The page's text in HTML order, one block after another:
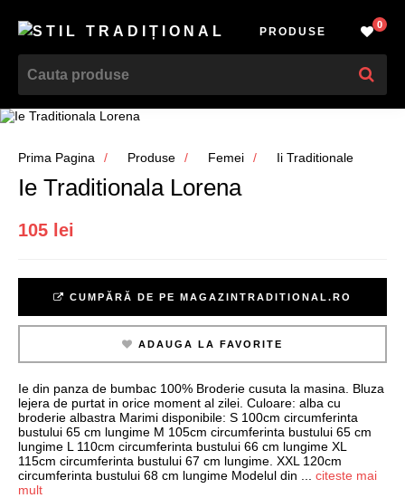
PRODUSE
0
Prima Pagina Produse Femei Ii Traditionale
Ie Traditionala Lorena
105 lei
CUMPĂRĂ DE PE MAGAZINTRADITIONAL.RO
ADAUGA LA FAVORITE
Ie din panza de bumbac 100% Broderie cusuta la masina. Bluza
lejera de purtat in orice moment al zilei. Culoare: alba cu
broderie albastra Marimi disponibile: S 100cm circumferinta
bustului 65 cm lungime M 105cm circumferinta bustului 65 cm
lungime L 110cm circumferinta bustului 66 cm lungime XL
115cm circumferinta bustului 67 cm lungime. XXL 120cm
circumferinta bustului 68 cm lungime Modelul din
citeste mai
mult